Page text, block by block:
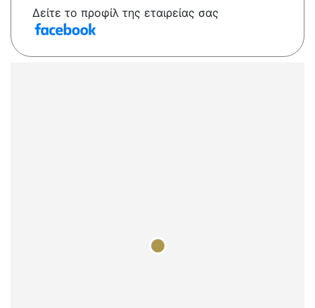
Δείτε το προφίλ της εταιρείας σας